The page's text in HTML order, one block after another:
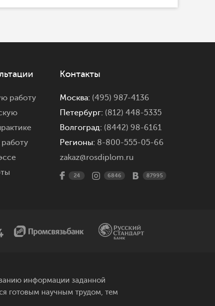
Контакты
Москва: (495) 987-4136
Петербург: (812) 448-5335
Волгоград: (8442) 98-6161
Регионы: 8-800-555-05-66
zakaz@rosdiplom.ru
24 6846 87995
работу
информации заданной
готовым научным трудом, тем